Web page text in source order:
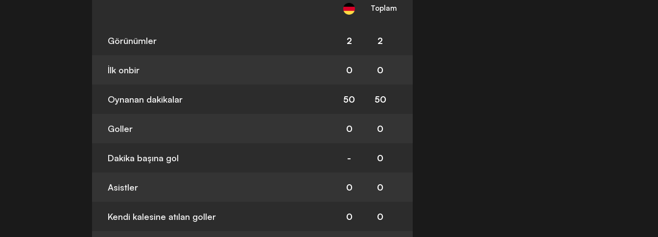
Toplam
Görünümler 2 2
İlk onbir 0 0
Oynanan dakikalar 50 50
Goller 0 0
Dakika başına gol - 0
Asistler 0 0
Kendi kalesine atılan goller 0 0